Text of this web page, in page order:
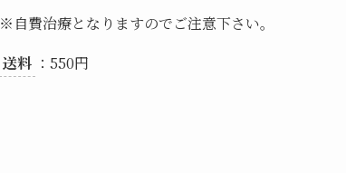
※自費治療となりますのでご注意下さい。
送料 ：550円